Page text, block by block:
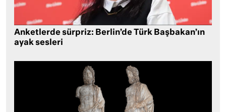
Anketlerde sürpriz: Berlin’de Türk Başbakan’ın
ayak sesleri